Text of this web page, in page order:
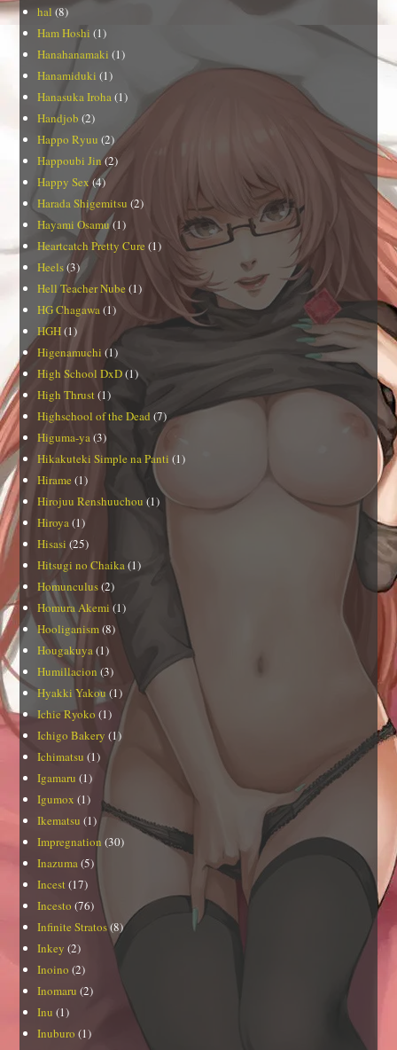
hal(8)
Ham Hoshi (1)
Hanahanamaki (1)
Hanamiduki (1)
Hanasuka Iroha(1)
Handjob (2)
Happo Ryuu (2)
Happoubi Jin(2)
Happy Sex(4)
Harada Shigemitsu (2)
Hayami Osamu(1)
Heartcatch Pretty Cure (1)
Heels(3)
Hell Teacher Nube (1)
HG Chagawa(1)
HGH(1)
Higenamuchi (1)
High School DxD(1)
High Thrust(1)
Highschool of the Dead (7)
Higuma-ya(3)
Hikakuteki Simple na Panti (1)
Hirame (1)
Hirojuu Renshuuchou (1)
Hiroya(1)
Hisasi (25)
Hitsugi no Chaika(1)
Homunculus(2)
Homura Akemi (1)
Hooliganism(8)
Hougakuya(1)
Humillacion (3)
Hyakki Yakou (1)
Ichie Ryoko (1)
Ichigo Bakery (1)
Ichimatsu (1)
Igamaru (1)
Igumox (1)
Ikematsu (1)
Impregnation (30)
Inazuma(5)
Incest(17)
Incesto (76)
Infinite Stratos(8)
Inkey (2)
Inoino (2)
Inomaru (2)
Inu (1)
Inuburo (1)